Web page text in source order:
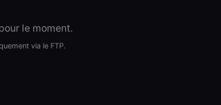
le moment.
via le FTP.